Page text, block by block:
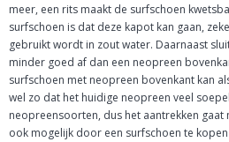
meer, een rits maakt de surfschoen
surfschoen is dat deze kapot kan gaan,
gebruikt wordt in zout water. Daarnaast
minder goed af dan een neopreen
surfschoen met neopreen bovenkant kan
wel zo dat het huidige neopreen veel
neopreensoorten, dus het aantrekken gaat
ook mogelijk door een surfschoen te